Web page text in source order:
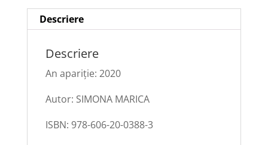
a
revăzută
adăugită
Descriere
Descriere
An apariție: 2020
Autor: SIMONA MARICA
ISBN: 978-606-20-0388-3